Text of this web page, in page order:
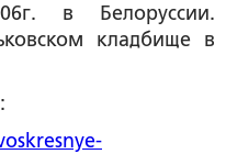
в Белоруссии.
кладбище в